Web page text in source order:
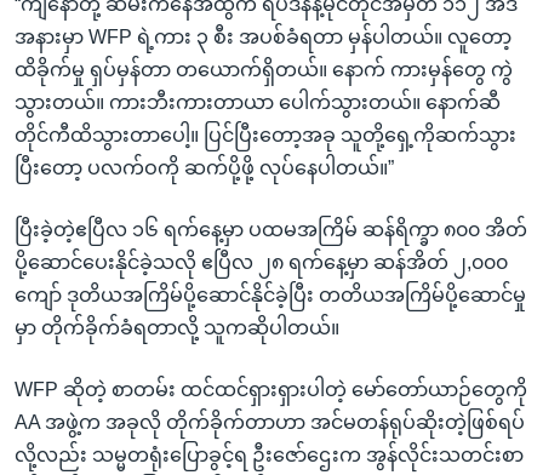
အနားမှာ WFP ရဲ့ကား ၃ စီး အပစ်ခံရတာ မှန်ပါတယ်။ လူတော့
ထိခိုက်မှု ရှပ်မှန်တာ တယောက်ရှိတယ်။ နောက် ကားမှန်တွေ ကွဲ
သွားတယ်။ ကားဘီးကားတာယာ ပေါက်သွားတယ်။ နောက်ဆီ
တိုင်ကီထိသွားတာပေါ့။ ပြင်ပြီးတော့အခု သူတို့ရှေ့ကိုဆက်သွား
ပြီးတော့ ပလက်ဝကို ဆက်ပို့ဖို့ လုပ်နေပါတယ်။”
ပြီးခဲ့တဲ့ဧပြီလ ၁၆ ရက်နေ့မှာ ပထမအကြိမ် ဆန်ရိက္ခာ ၈၀၀ အိတ်
ပို့ဆောင်ပေးနိုင်ခဲ့သလို ဧပြီလ ၂၈ ရက်နေ့မှာ ဆန်အိတ် ၂,၀၀၀
ကျော် ဒုတိယအကြိမ်ပို့ဆောင်နိုင်ခဲ့ပြီး တတိယအကြိမ်ပို့ဆောင်မှု
မှာ တိုက်ခိုက်ခံရတာလို့ သူကဆိုပါတယ်။
WFP ဆိုတဲ့ စာတမ်း ထင်ထင်ရှားရှားပါတဲ့ မော်တော်ယာဉ်တွေကို
AA အဖွဲ့က အခုလို တိုက်ခိုက်တာဟာ အင်မတန်ရုပ်ဆိုးတဲ့ဖြစ်ရပ်
လို့လည်း သမ္မတရုံးပြောခွင့်ရ ဦးဇော်ဌေးက အွန်လိုင်းသတင်းစာ